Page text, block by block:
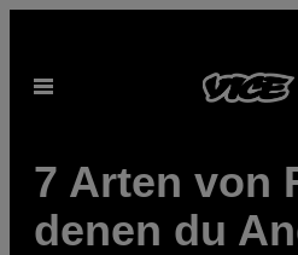
content
Open
7 Arten von
denen du